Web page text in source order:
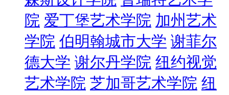
院 爱丁堡艺术学院 加州艺术
学院 伯明翰城市大学 谢菲尔
德大学 谢尔丹学院 纽约视觉
艺术学院 芝加哥艺术学院 纽